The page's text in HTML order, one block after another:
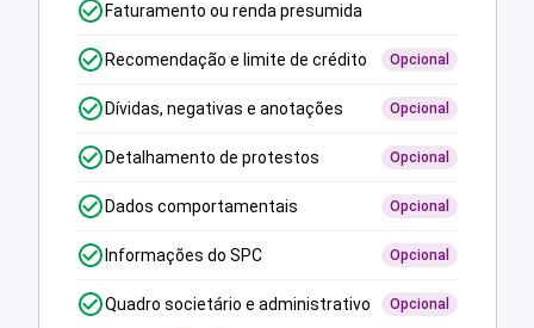
Faturamento ou renda presumida
Recomendação e limite de crédito Opcional
Dívidas, negativas e anotações Opcional
Detalhamento de protestos Opcional
Dados comportamentais Opcional
Informações do SPC Opcional
Quadro societário e administrativo Opcional